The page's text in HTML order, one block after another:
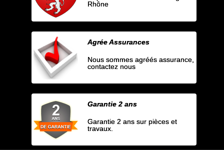
Rhône
Agrée Assurances
Nous sommes agréés assurance,
contactez nous
Garantie 2 ans
Garantie 2 ans sur pièces et
travaux.